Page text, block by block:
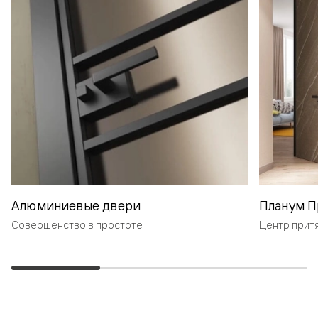
Алюминиевые двери
Совершенство в простоте
Планум
Центр